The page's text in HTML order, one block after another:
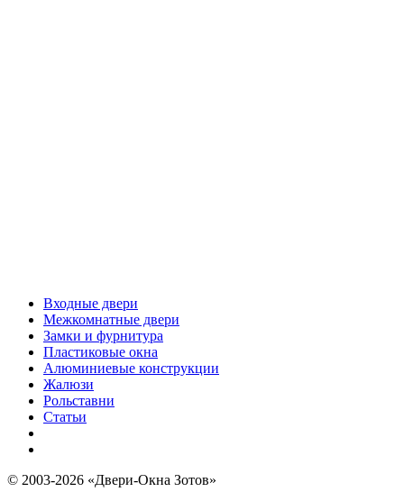
Входные двери
Межкомнатные двери
Замки и фурнитура
Пластиковые окна
Алюминиевые конструкции
Жалюзи
Рольставни
Статьи
© 2003-2026 «Двери-Окна Зотов»